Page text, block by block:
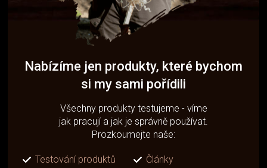
Nabízíme jen produkty, které bychom
si my sami pořídili
Všechny produkty testujeme - víme
jak pracují a jak je správně používat.
Prozkoumejte naše:
Testování produktů
Články